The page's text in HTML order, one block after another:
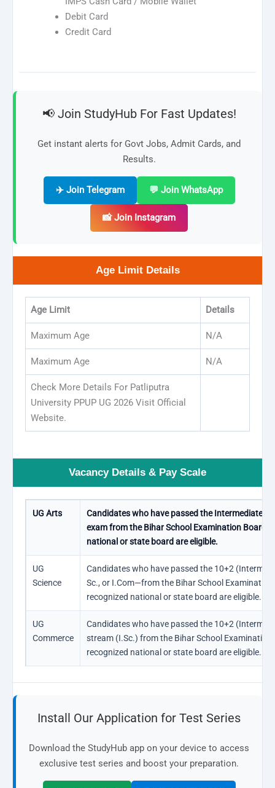
Debit Card
Credit Card
📢 Join StudyHub For Fast Updates!
Get instant alerts for Govt Jobs, Admit Cards, and
Results.
✈️ Join Telegram 💬 Join WhatsApp
📸 Join Instagram
Age Limit Details
Age Limit Details
Maximum Age N/A
Maximum Age N/A
Check More Details For Patliputra
University PPUP UG 2026 Visit Official
Website.
Vacancy Details & Pay Scale
UG Arts
Candidates who have passed the Intermediate
exam from the Bihar School Examination Board
national or state board are eligible.
UG
Science
Candidates who have passed the 10+2
Sc., or I.Com—from the Bihar School
recognized national or state board are eligible.
UG
Commerce
Candidates who have passed the 10+2
stream (I.Sc.) from the Bihar School Examination
recognized national or state board are eligible.
Install Our Application for Test Series
Download the StudyHub app on your device to access
exclusive test series and boost your preparation.